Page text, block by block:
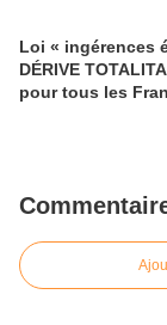
Loi « ingérences
DÉRIVE
pour tous les